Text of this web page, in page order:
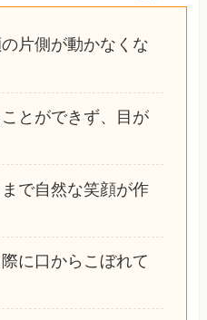
片側が動かなくな
とができず、目が
で自然な笑顔が作
に口からこぼれて